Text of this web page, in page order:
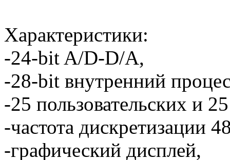
Характеристики:
-24-bit A/D-D/A,
-28-bit внутренний
-25 пользовательских и
-частота дискретизации
-графический дисплей,